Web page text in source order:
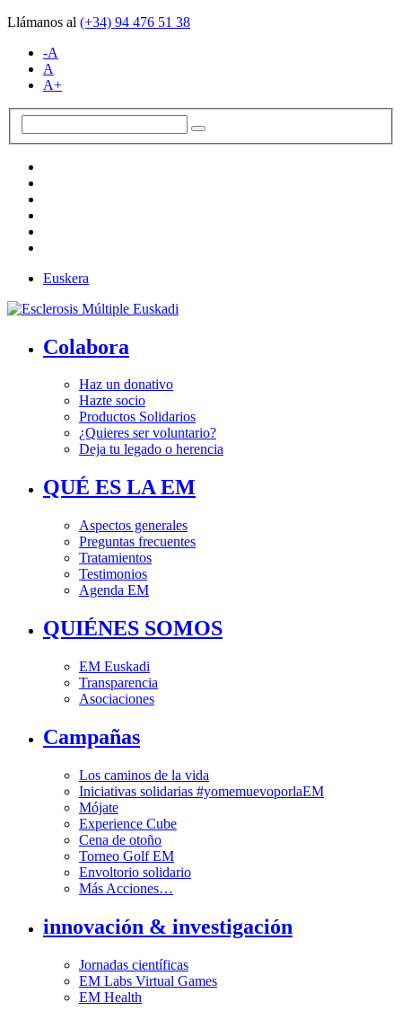
Llámanos al (+34) 94 476 51 38
-A
A
A+
Euskera
Colabora
Haz un donativo
Hazte socio
Productos Solidarios
¿Quieres ser voluntario?
Deja tu legado o herencia
QUÉ ES LA EM
Aspectos generales
Preguntas frecuentes
Tratamientos
Testimonios
Agenda EM
QUIÉNES SOMOS
EM Euskadi
Transparencia
Asociaciones
Campañas
Los caminos de la vida
Iniciativas solidarias #yomemuevoporlaEM
Mójate
Experience Cube
Cena de otoño
Torneo Golf EM
Envoltorio solidario
Más Acciones…
innovación & investigación
Jornadas científicas
EM Labs Virtual Games
EM Health